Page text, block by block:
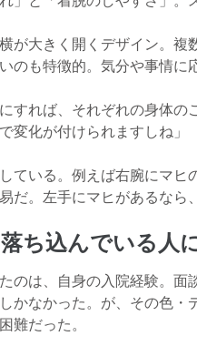
が大きく開くデザイン。複
のも特徴的。気分や事情に
すれば、それぞれの身体
変化が付けられますしね」
ている。例えば右腕にマヒ
だ。左手にマヒがあるなら
ち込んでいる人
のは、自身の入院経験。面
かなかった。が、その色・
難だった。